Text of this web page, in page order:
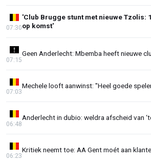
'Club Brugge stunt met nieuwe Tzolis:
op komst'
07:30
Geen Anderlecht: Mbemba heeft nieuwe
07:15
Mechele looft aanwinst: "Heel goede
07:03
Anderlecht in dubio: weldra afscheid van
06:48
Kritiek neemt toe: AA Gent moét aan
06:23